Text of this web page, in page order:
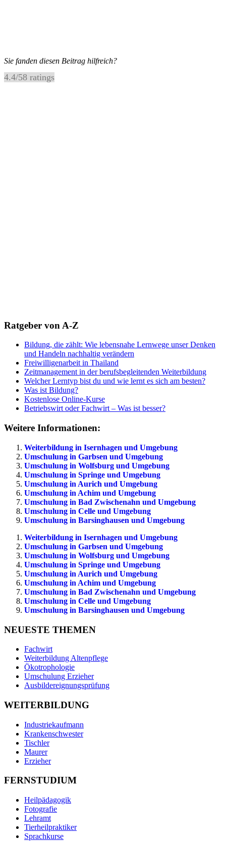
Sie fanden diesen Beitrag hilfreich?
4.4/58 ratings
Ratgeber von A-Z
Bildung, die zählt: Wie lebensnahe Lernwege unser Denken
und Handeln nachhaltig verändern
Freiwilligenarbeit in Thailand
Zeitmanagement in der berufsbegleitenden Weiterbildung
Welcher Lerntyp bist du und wie lernt es sich am besten?
Was ist Bildung?
Kostenlose Online-Kurse
Betriebswirt oder Fachwirt – Was ist besser?
Weitere Informationen:
Weiterbildung in Isernhagen und Umgebung
Umschulung in Garbsen und Umgebung
Umschulung in Wolfsburg und Umgebung
Umschulung in Springe und Umgebung
Umschulung in Aurich und Umgebung
Umschulung in Achim und Umgebung
Umschulung in Bad Zwischenahn und Umgebung
Umschulung in Celle und Umgebung
Umschulung in Barsinghausen und Umgebung
Weiterbildung in Isernhagen und Umgebung
Umschulung in Garbsen und Umgebung
Umschulung in Wolfsburg und Umgebung
Umschulung in Springe und Umgebung
Umschulung in Aurich und Umgebung
Umschulung in Achim und Umgebung
Umschulung in Bad Zwischenahn und Umgebung
Umschulung in Celle und Umgebung
Umschulung in Barsinghausen und Umgebung
NEUESTE THEMEN
Fachwirt
Weiterbildung Altenpflege
Ökotrophologie
Umschulung Erzieher
Ausbildereignungsprüfung
WEITERBILDUNG
Industriekaufmann
Krankenschwester
Tischler
Maurer
Erzieher
FERNSTUDIUM
Heilpädagogik
Fotografie
Lehramt
Tierheilpraktiker
Sprachkurse